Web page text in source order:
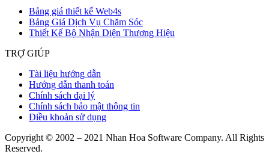
Bảng giá thiết kế Web4s
Bảng Giá Dịch Vụ Chăm Sóc
Thiết Kế Bộ Nhận Diện Thương Hiệu
TRỢ GIÚP
Tài liệu hướng dẫn
Hướng dẫn thanh toán
Chính sách đại lý
Chính sách bảo mật thông tin
Điều khoản sử dụng
Copyright © 2002 – 2021 Nhan Hoa Software Company. All Rights
Reserved.